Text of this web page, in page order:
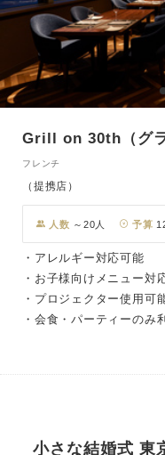
Grill on 30th（グラ
フレンチ
（提携店）
人数 ～20人 予算
・アレルギー対応可能
・お子様向けメニュー対
・プロジェクター使用可
・会食・パーティーのみ
小さな結婚式 東